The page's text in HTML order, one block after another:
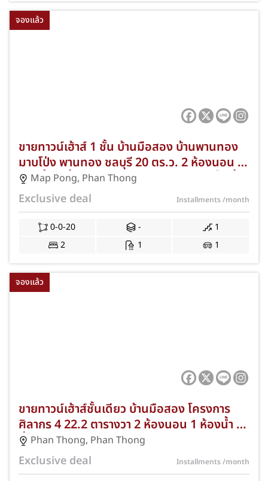
จองแล้ว
ขายทาวน์เฮ้าส์ 1 ชั้น บ้านมือสอง บ้านพานทอง
มาบโป่ง พานทอง ชลบุรี 20 ตร.ว. 2 ห้องนอน 1
ห้องน้ำ 1 ที่จอดรถ ของแถมครบ ฟรีแอร์ ปั๊มน้ำ
ถังสำรองน้ำ และค่าโอน JS-240
Map Pong, Phan Thong
Exclusive deal Installments/month
0-0-20 -
1
2
1 1
จองแล้ว
ขายทาวน์เฮ้าส์ชั้นเดียว บ้านมือสอง โครงการ
ศิลากร 4 22.2 ตารางวา 2 ห้องนอน 1 ห้องน้ำ 1
ที่จอดรถ ทำเลพานทอง ชลบุรี ฟรีแถมครบ
พร้อมอยู่ JS-006
Phan Thong, Phan Thong
Exclusive deal Installments/month